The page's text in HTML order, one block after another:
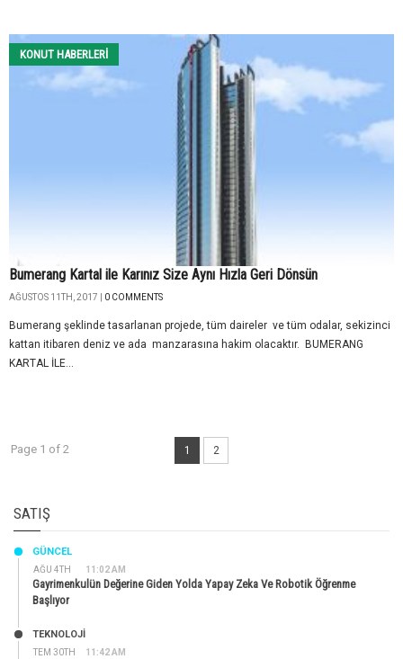
KONUT HABERLERI
Bumerang Kartal ile Karınız Size Aynı Hızla Geri Dönsün
AĞUSTOS 11TH, 2017 | 0 COMMENTS
Bumerang şeklinde tasarlanan projede, tüm daireler ve tüm odalar, sekizinci
kattan itibaren deniz ve ada manzarasına hakim olacaktır. BUMERANG
KARTAL İLE...
Page 1 of 2 1 2
SATIŞ
AĞU 4TH 11:02 AM
GÜNCEL
Gayrimenkulün Değerine Giden Yolda Yapay Zeka Ve Robotik Öğrenme
Başlıyor
TEM 30TH 11:42 AM
TEKNOLOJİ